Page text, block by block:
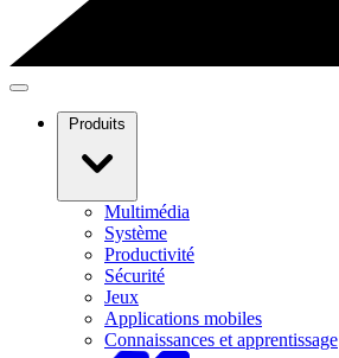
Produits
Multimédia
Système
Productivité
Sécurité
Jeux
Applications mobiles
Connaissances et apprentissage